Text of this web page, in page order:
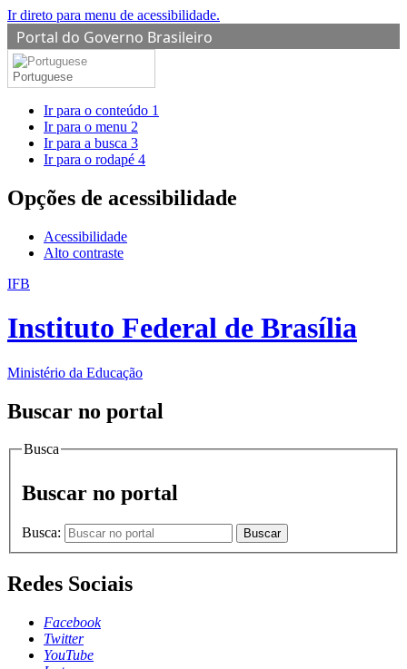
Ir direto para menu de acessibilidade.
Portal do Governo Brasileiro
Portuguese
Ir para o conteúdo 1
Ir para o menu 2
Ir para a busca 3
Ir para o rodapé 4
Opções de acessibilidade
Acessibilidade
Alto contraste
IFB
Instituto Federal de Brasília
Ministério da Educação
Buscar no portal
Busca
Buscar no portal
Busca: Buscar
Redes Sociais
Facebook
Twitter
YouTube